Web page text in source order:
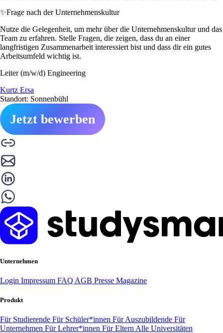
✨Frage nach der Unternehmenskultur
Nutze die Gelegenheit, um mehr über die Unternehmenskultur und das
Team zu erfahren. Stelle Fragen, die zeigen, dass du an einer
langfristigen Zusammenarbeit interessiert bist und dass dir ein gutes
Arbeitsumfeld wichtig ist.
Leiter (m/w/d) Engineering
Kurtz Ersa
Standort: Sonnenbühl
Jetzt bewerben
Unternehmen
Login Impressum FAQ AGB Presse Magazine
Produkt
Für Studierende Für Schüler*innen Für Auszubildende Für
Unternehmen Für Lehrer*innen Für Eltern Alle Universitäten